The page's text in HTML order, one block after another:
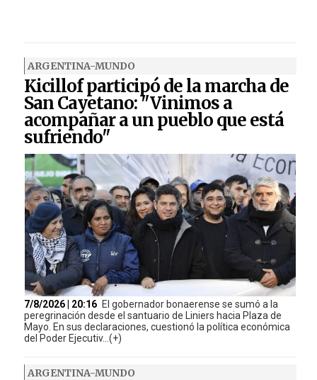
ARGENTINA-MUNDO
Kicillof participó de la marcha de
San Cayetano: "Vinimos a
acompañar a un pueblo que está
sufriendo"
7/8/2026 | 20:16 El gobernador bonaerense se sumó a la
peregrinación desde el santuario de Liniers hacia Plaza de
Mayo. En sus declaraciones, cuestionó la política económica
del Poder Ejecutiv...(+)
ARGENTINA-MUNDO